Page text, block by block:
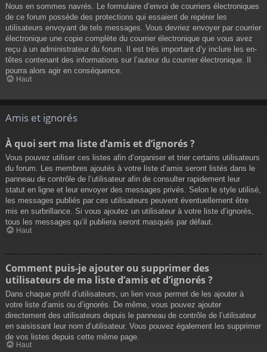
Nous en sommes navrés. Le formulaire d’envoi de courriers électroniques
de ce forum possède des protections qui essaient de repérer les
utilisateurs envoyant de tels messages. Vous devriez envoyer par courrier
électronique une copie complète du courrier électronique que vous avez
reçu à un administrateur du forum. Il est très important d’y inclure les en-
têtes contenant des informations sur l’auteur du courrier électronique. Il
pourra alors agir en conséquence.
Haut
Amis et ignorés
À quoi sert ma liste d’amis et d’ignorés ?
Vous pouvez utiliser ces listes afin d’organiser et trier certains utilisateurs
du forum. Les membres ajoutés à votre liste d’amis seront listés dans le
panneau de contrôle de l’utilisateur afin de consulter rapidement leur
statut en ligne et leur envoyer des messages privés. Selon le style utilisé,
les messages publiés par ces utilisateurs peuvent éventuellement être
mis en surbrillance. Si vous ajoutez un utilisateur à votre liste d’ignorés,
tous les messages qu’il publiera seront masqués par défaut.
Haut
Comment puis-je ajouter ou supprimer des
utilisateurs de ma liste d’amis et d’ignorés ?
Dans chaque profil d’utilisateurs, un lien vous permet de les ajouter à
votre liste d’amis ou d’ignorés. De même, vous pouvez ajouter
directement des utilisateurs depuis le panneau de contrôle de l’utilisateur
en saisissant leur nom d’utilisateur. Vous pouvez également les supprimer
de vos listes depuis cette même page.
Haut